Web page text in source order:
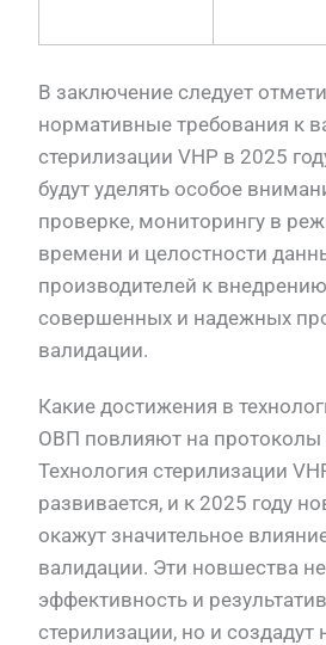
В заключение следует
нормативные требования к
стерилизации VHP в 2025
будут уделять особое
проверке, мониторингу в
времени и целостности
производителей к
совершенных и надежных
валидации.
Какие достижения в
ОВП повлияют на протоколы
Технология стерилизации
развивается, и к 2025 году
окажут значительное
валидации. Эти новшества
эффективность и
стерилизации, но и